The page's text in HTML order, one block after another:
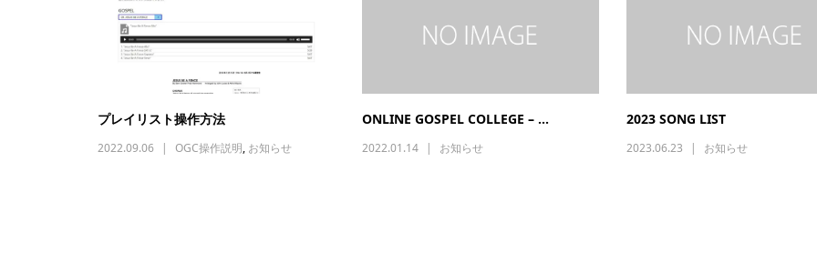
プレイリスト操作方法
2022.09.06 OGC操作説明, お知らせ
ONLINE GOSPEL COLLEGE – ...
2022.01.14 お知らせ
2023 SONG LIST
2023.06.23 お知らせ